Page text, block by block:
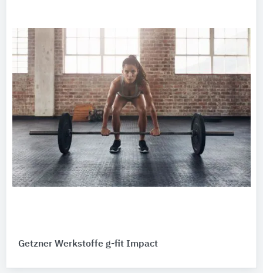
Getzner Werkstoffe g-fit Impact